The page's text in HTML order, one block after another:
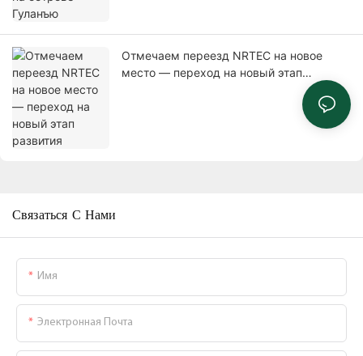
Отмечаем переезд NRTEC на новое
место — переход на новый этап
Связаться С Нами
Имя
Электронная Почта